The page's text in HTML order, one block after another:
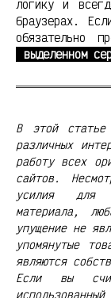
логику и
браузерах.
обязательно
выделенном
В этой статье
различных
работу всех
сайтов.
усилия для
материала,
упущение не
упомянутые
являются
Если вы